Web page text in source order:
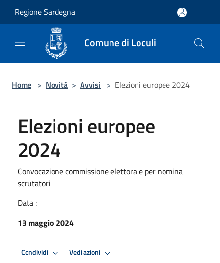
Regione Sardegna
Comune di Loculi
Home > Novità > Avvisi > Elezioni europee 2024
Elezioni europee
2024
Convocazione commissione elettorale per nomina
scrutatori
Data :
13 maggio 2024
Condividi Vedi azioni